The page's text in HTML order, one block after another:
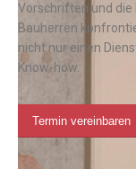
Vorschriften und
Bauherren
nicht nur einen
Know-how.
Termin vereinbaren